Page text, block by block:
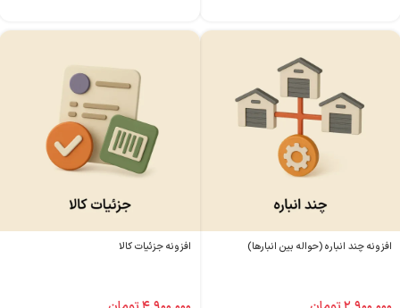
افزونه چند انباره (حواله بین انبارها) افزونه جزئیات کالا